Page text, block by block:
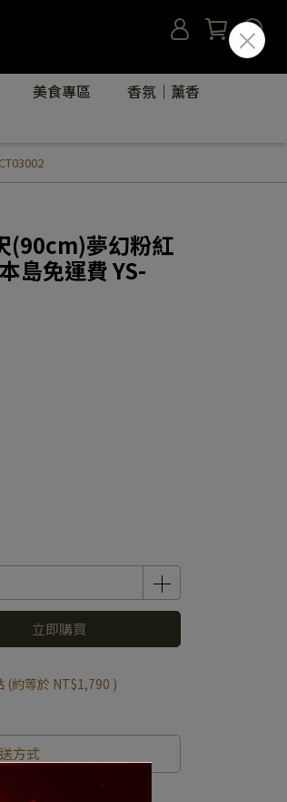
美食專區
香氛｜薰香
(90cm)夢幻粉紅
島免運費 YS-
立即購買
(約等於NT$1,790 )
方式